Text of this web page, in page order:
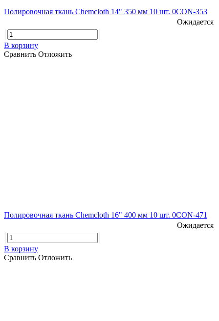
Полировочная ткань Chemcloth 14" 350 мм 10 шт. 0CON-353
Ожидается
В корзину
Сравнить Отложить
Полировочная ткань Chemcloth 16" 400 мм 10 шт. 0CON-471
Ожидается
В корзину
Сравнить Отложить